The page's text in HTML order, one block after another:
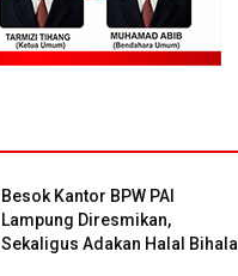
Besok Kantor BPW PAI
Lampung Diresmikan,
Sekaligus Adakan Halal Bihalal